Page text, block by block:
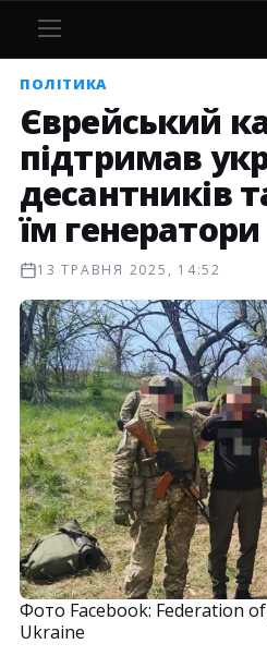
ПОЛІТИКА
Єврейський
підтримав
десантників
їм генератори
13 ТРАВНЯ 2025, 14:52
Фото Facebook: Federation
Ukraine